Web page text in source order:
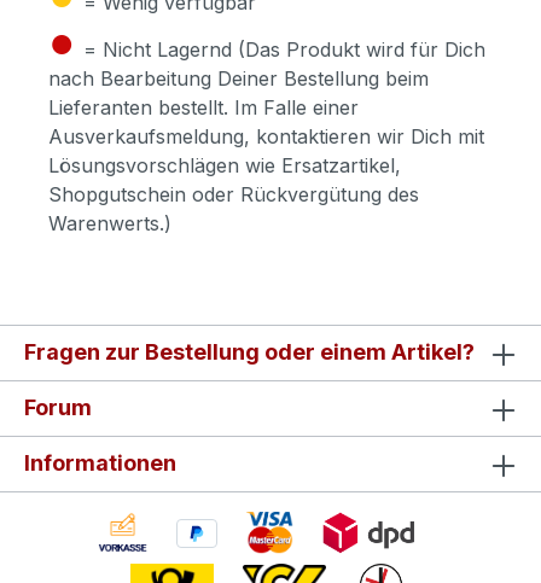
● = Nicht Lagernd (Das Produkt wird für Dich
nach Bearbeitung Deiner Bestellung beim
Lieferanten bestellt. Im Falle einer
Ausverkaufsmeldung, kontaktieren wir Dich mit
Lösungsvorschlägen wie Ersatzartikel,
Shopgutschein oder Rückvergütung des
Warenwerts.)
Fragen zur Bestellung oder einem Artikel?
Forum
Informationen